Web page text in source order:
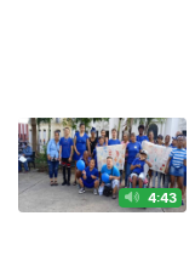
4:43